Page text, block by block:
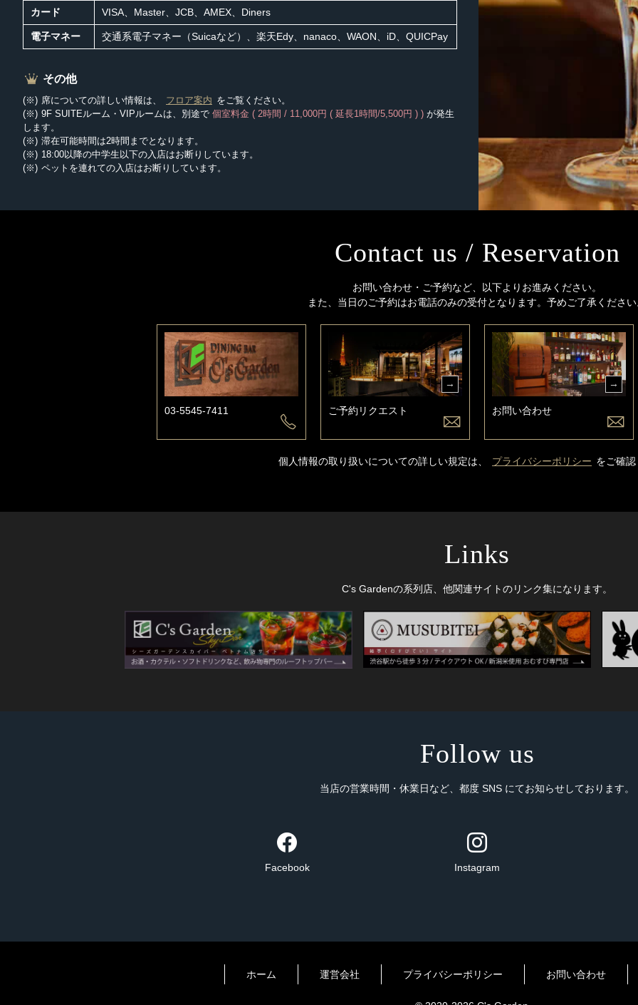
カード VISA、Master、JCB、AMEX、Diners
電子マネー 交通系電子マネー（Suicaなど）、楽天Edy、nanaco、WAON、iD、QUICPay
その他
席についての詳しい情報は、 フロア案内 をご覧ください。
9F SUITEルーム・VIPルームは、別途で 個室料金 ( 2時間 / 11,000円 ( 延長1時間/5,500円 ) ) が発生
します。
滞在可能時間は2時間までとなります。
18:00以降の中学生以下の入店はお断りしています。
ペットを連れての入店はお断りしています。
Contact us / Reservation
お問い合わせ・ご予約など、以下よりお進みください。
また、当日のご予約はお電話のみの受付となります。予めご了承くださ
03-5545-7411 ご予約リクエスト お問い合わせ
個人情報の取り扱いについての詳しい規定は、 プライバシーポリシー をご確
Links
C's Gardenの系列店、他関連サイトのリンク集になります。
Follow us
当店の営業時間・休業日など、都度 SNS にてお知らせしております。
Facebook Instagram
ホーム 運営会社 プライバシーポリシー お問い合わせ